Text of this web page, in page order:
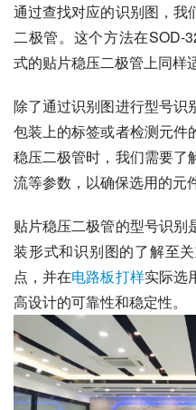
通过查找对应的识别图，我
二极管。这个方法在SOD-
式的贴片稳压二极管上同样
除了通过识别图进行型号识
包装上的标签或者检测元件
稳压二极管时，我们需要了
流等参数，以确保选用的元
贴片稳压二极管的型号识别
装形式和识别图的了解至
点，并在电路板打样实际选
高设计的可靠性和稳定性。